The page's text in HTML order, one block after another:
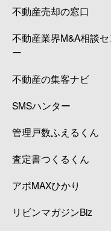
不動産売却の窓口
不動産業界M&A相談セ
ー
不動産の集客ナビ
SMSハンター
管理戸数ふえるくん
査定書つくるくん
アポMAXひかり
リビンマガジンBiz